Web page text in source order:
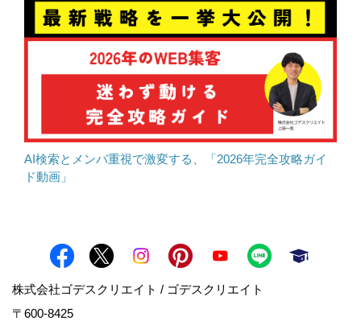
AI検索とメンパ重視で激変する、「2026年完全攻略ガイ
ド動画」
株式会社ゴデスクリエイト / ゴデスクリエイト
〒600-8425